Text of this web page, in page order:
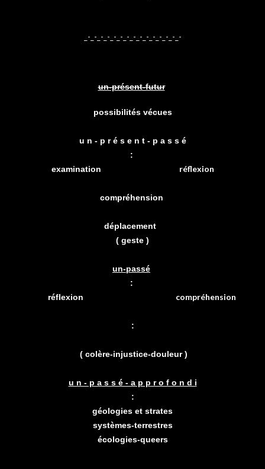
_-_-_-_-_-_-_-_-_-_-_-_-_-_-_-
un-présent-futur
possibilités vécues
u n - p r é s e n t - p a s s é
:
examination
réflexion
compréhension
déplacement
( geste )
un-passé
:
réflexion
compréhension
:
( colère-injustice-douleur )
u n - p a s s é - a p p r o f o n d i
:
géologies et strates
systèmes-terrestres
écologies-queers